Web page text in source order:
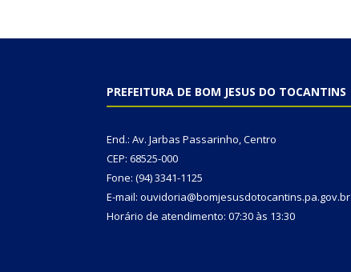
PREFEITURA DE BOM JESUS DO TOCANTINS
End.: Av. Jarbas Passarinho, Centro
CEP: 68525-000
Fone: (94) 3341-1125
E-mail: ouvidoria@bomjesusdotocantins.pa.gov.br
Horário de atendimento: 07:30 às 13:30